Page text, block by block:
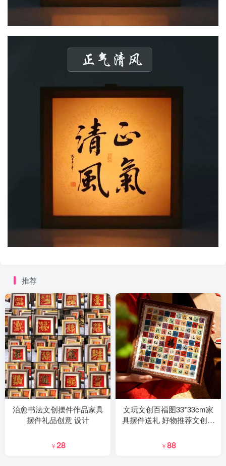
推荐
治愈书法文创摆件作品家具
摆件礼品创意 设计
￥28
文玩文创百福图33*33cm家
具摆件送礼 好物推荐文创用
￥88